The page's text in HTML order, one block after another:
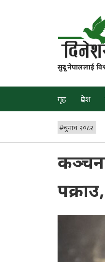
सुदूर नेपाललाई
गृह प्रदेश
#चुनाव २०८२